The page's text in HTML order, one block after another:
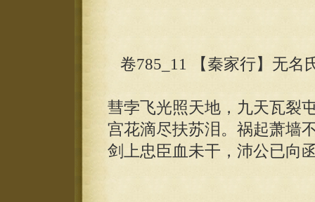
卷785_11 【秦家行】无名
彗孛飞光照天地，九天瓦裂
宫花滴尽扶苏泪。祸起萧墙
剑上忠臣血未干，沛公已向